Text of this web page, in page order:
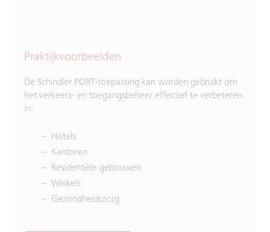
Praktijkvoorbeelden
De Schindler PORT-toepassing kan worden gebruikt om
het verkeers- en toegangsbeheer effectief te verbeteren
in:
Hotels
Kantoren
Residentiële gebouwen
Winkels
Gezondheidszorg